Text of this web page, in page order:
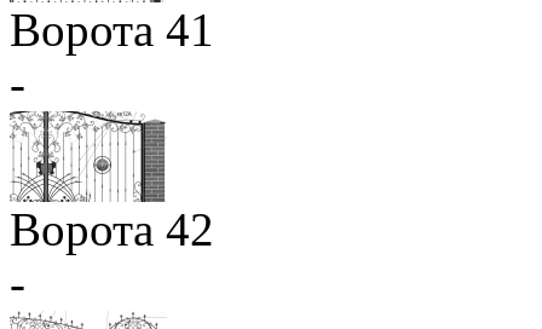
Ворота 41
-
Ворота 42
-